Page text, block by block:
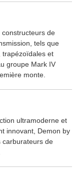
de
tels que
trapézoïdales et
groupe Mark IV
monte.
ultramoderne et
innovant, Demon by
carburateurs de